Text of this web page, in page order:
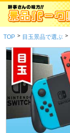
TOP > 目玉景品で選ぶ >